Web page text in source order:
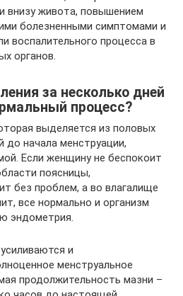
внизу живота, повышением
болезненными симптомами и
воспалительного процесса в
органов.
за несколько дней
процесс?
выделяется из половых
до начала менструации,
Если женщину не беспокоит
поясницы,
без проблем, а во влагалище
все нормально и организм
эндометрия.
и
менструальное
продолжительность мазни –